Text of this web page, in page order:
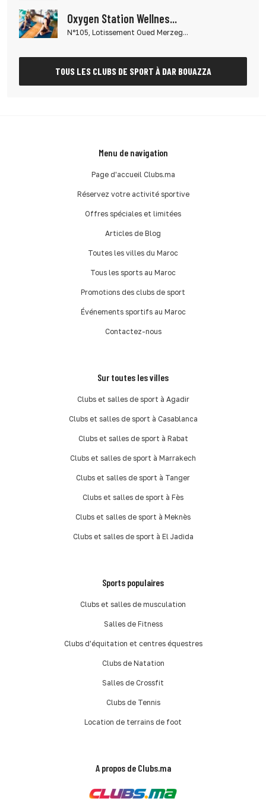
Oxygen Station Wellnes...
N°105, Lotissement Oued Merzeg...
TOUS LES CLUBS DE SPORT À DAR BOUAZZA
Menu de navigation
Page d'accueil Clubs.ma
Réservez votre activité sportive
Offres spéciales et limitées
Articles de Blog
Toutes les villes du Maroc
Tous les sports au Maroc
Promotions des clubs de sport
Événements sportifs au Maroc
Contactez-nous
Sur toutes les villes
Clubs et salles de sport à Agadir
Clubs et salles de sport à Casablanca
Clubs et salles de sport à Rabat
Clubs et salles de sport à Marrakech
Clubs et salles de sport à Tanger
Clubs et salles de sport à Fès
Clubs et salles de sport à Meknès
Clubs et salles de sport à El Jadida
Sports populaires
Clubs et salles de musculation
Salles de Fitness
Clubs d'équitation et centres équestres
Clubs de Natation
Salles de Crossfit
Clubs de Tennis
Location de terrains de foot
A propos de Clubs.ma